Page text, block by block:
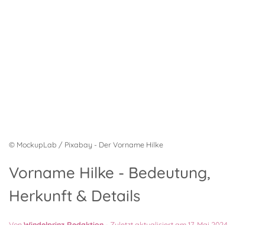
© MockupLab / Pixabay - Der Vorname Hilke
Vorname Hilke - Bedeutung,
Herkunft & Details